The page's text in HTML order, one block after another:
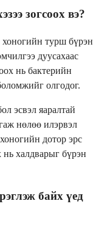
зогсоох вэ?
турш бүрэн
дуусахаас
нь бактерийн
олгодог.
эсвэл яаралтай
нөлөө илэрвэл
дотор эрс
нь халдварыг бүрэн
байх үед